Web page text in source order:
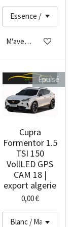
M'avertir si
Épuisé
Cupra
Formentor 1.5
TSI 150
VollLED GPS
CAM 18 |
export algerie
0,00 €